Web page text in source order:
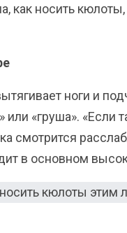
как носить
ноги и
«груша». «Если
смотрится
в основном